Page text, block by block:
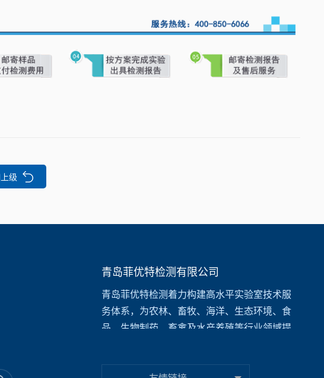
级
青岛菲优特检测有限公司
青岛菲优特检测着力构建高水平实验室技术服
务体系，为农林、畜牧、海洋、生态环境、食
品、生物制药、畜禽及水产养殖等行业领域提